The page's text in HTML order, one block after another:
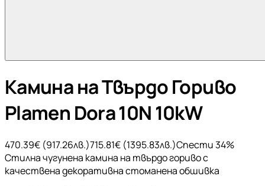
Камина на Твърдо Гориво
Plamen Dora 10N 10kW
470.39€ (917.26лв.)715.81€ (1395.83лв.)Спести34%
Стилна чугунена камина на твърдо гориво с
качествена декоративна стоманена обшивка